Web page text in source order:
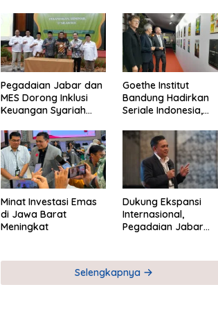
Pegadaian Jabar dan
MES Dorong Inklusi
Keuangan Syariah
UMKM
Goethe Institut
Bandung Hadirkan
Seriale Indonesia,
Global Industri Serial
Minat Investasi Emas
di Jawa Barat
Meningkat
Dukung Ekspansi
Internasional,
Pegadaian Jabar
Pegadaian Timor
Leste
Selengkapnya